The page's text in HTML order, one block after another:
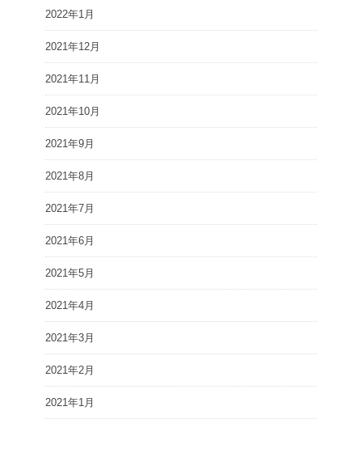
2022年1月
2021年12月
2021年11月
2021年10月
2021年9月
2021年8月
2021年7月
2021年6月
2021年5月
2021年4月
2021年3月
2021年2月
2021年1月